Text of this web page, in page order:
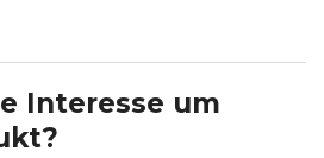
Interesse um